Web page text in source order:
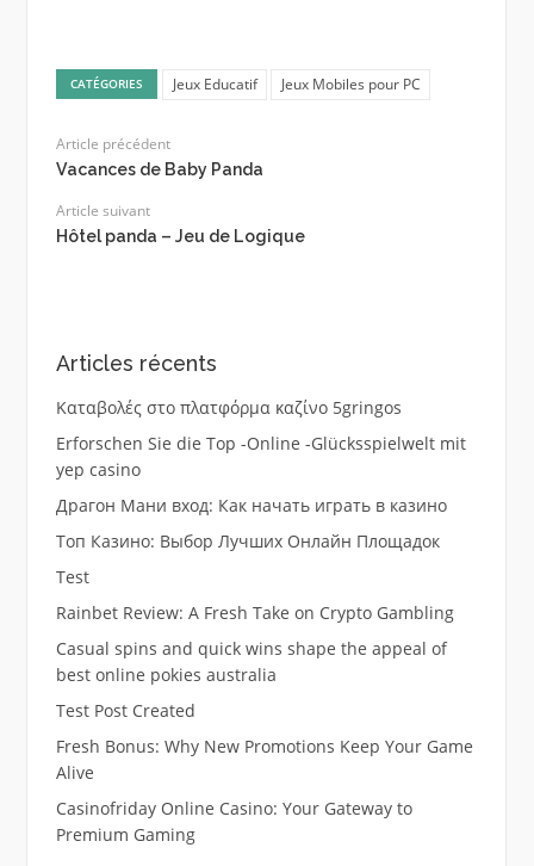
CATÉGORIES Jeux Educatif Jeux Mobiles pour PC
Article précédent
Vacances de Baby Panda
Article suivant
Hôtel panda – Jeu de Logique
Articles récents
Καταβολές στο πλατφόρμα καζίνο 5gringos
Erforschen Sie die Top -Online -Glücksspielwelt mit
yep casino
Драгон Мани вход: Как начать играть в казино
Топ Казино: Выбор Лучших Онлайн Площадок
Test
Rainbet Review: A Fresh Take on Crypto Gambling
Casual spins and quick wins shape the appeal of
best online pokies australia
Test Post Created
Fresh Bonus: Why New Promotions Keep Your Game
Alive
Casinofriday Online Casino: Your Gateway to
Premium Gaming